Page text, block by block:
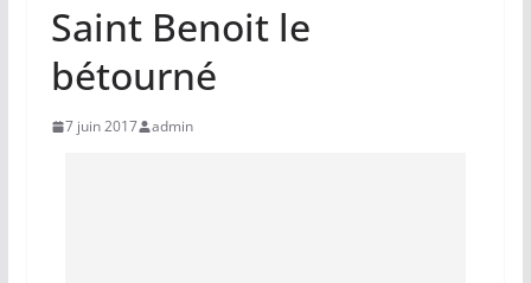
Saint Benoit le
bétourné
7 juin 2017 admin